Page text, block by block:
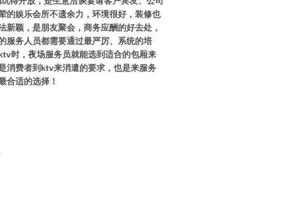
的娱乐会所不遗余力，环境很好，装修也
颖，是朋友聚会，商务应酬的好去处，
服务人员都需要通过最严厉、系统的培
时，夜场服务员就能选到适合的包厢来
消费者到ktv来消遣的要求，也是来服务
合适的选择！